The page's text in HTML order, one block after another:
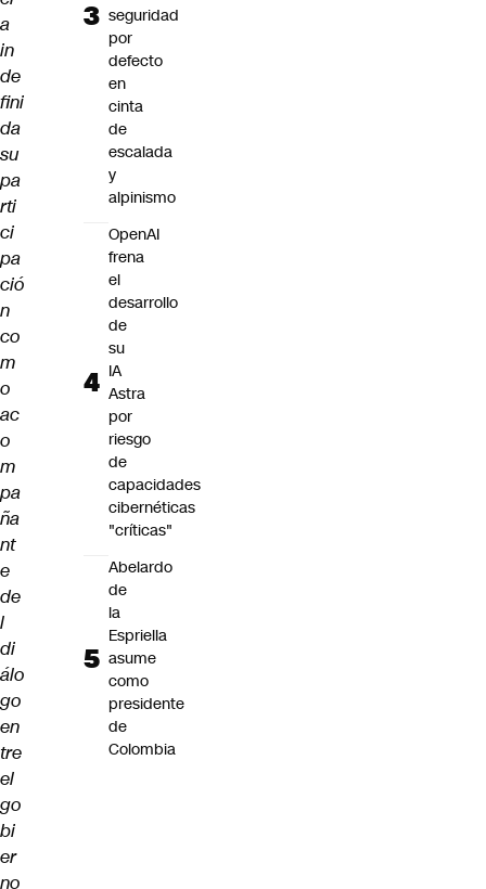
a
in
de
fini
da
su
pa
rti
ci
pa
ció
n
co
m
o
ac
o
m
pa
ña
nt
e
de
l
di
álo
go
en
tre
el
go
bi
er
no
seguridad
por
defecto
en
cinta
de
escalada
y
alpinismo
OpenAI
frena
el
desarrollo
de
su
IA
Astra
por
riesgo
de
capacidades
cibernéticas
"críticas"
Abelardo
de
la
Espriella
asume
como
presidente
de
Colombia